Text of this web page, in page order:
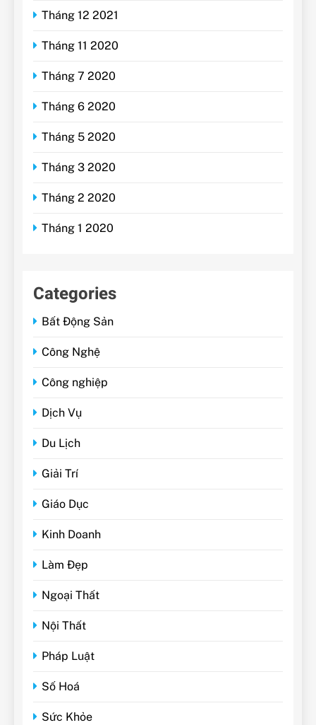
Tháng 12 2021
Tháng 11 2020
Tháng 7 2020
Tháng 6 2020
Tháng 5 2020
Tháng 3 2020
Tháng 2 2020
Tháng 1 2020
Categories
Bất Động Sản
Công Nghệ
Công nghiệp
Dịch Vụ
Du Lịch
Giải Trí
Giáo Dục
Kinh Doanh
Làm Đẹp
Ngoại Thất
Nội Thất
Pháp Luật
Số Hoá
Sức Khỏe